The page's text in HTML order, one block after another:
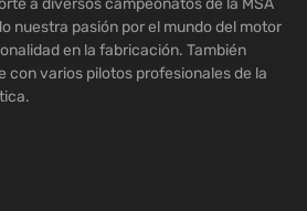
a diversos campeonatos de la MSA
nuestra pasión por el mundo del motor
en la fabricación. También
varios pilotos profesionales de la